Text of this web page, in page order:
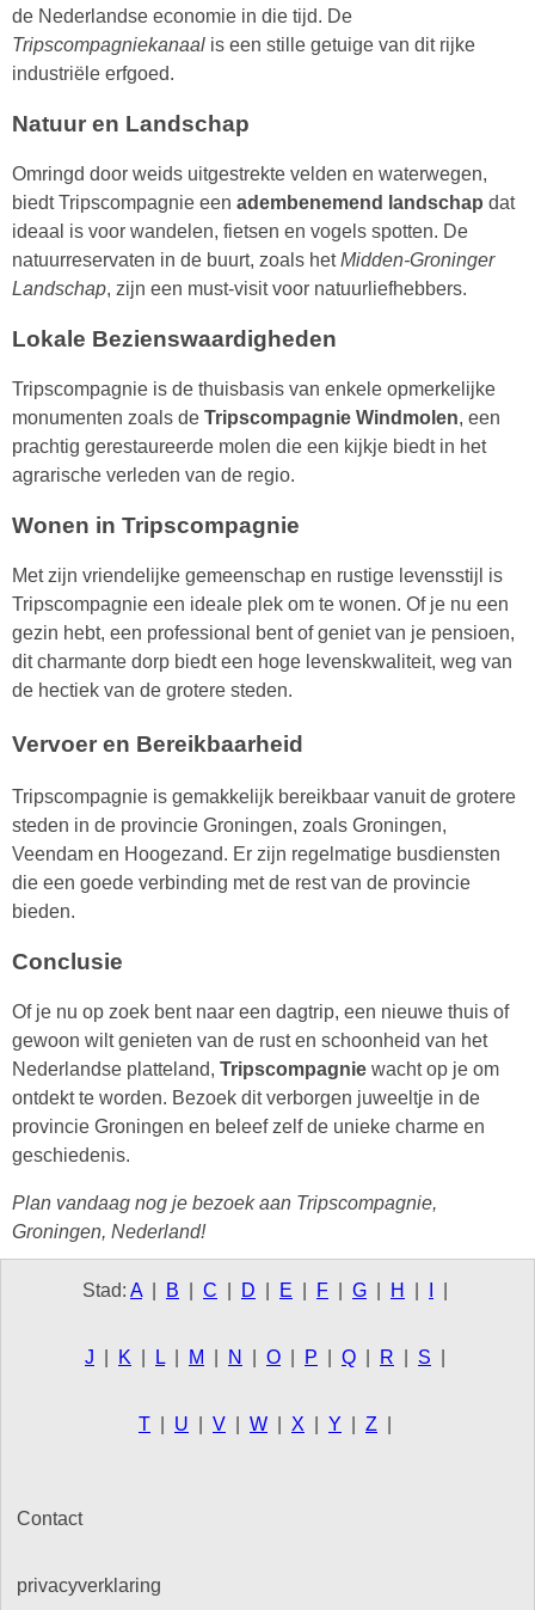
de Nederlandse economie in die tijd. De
Tripscompagniekanaal is een stille getuige van dit rijke
industriële erfgoed.
Natuur en Landschap
Omringd door weids uitgestrekte velden en waterwegen,
biedt Tripscompagnie een adembenemend landschap dat
ideaal is voor wandelen, fietsen en vogels spotten. De
natuurreservaten in de buurt, zoals hetMidden-Groninger
Landschap, zijn een must-visit voor natuurliefhebbers.
Lokale Bezienswaardigheden
Tripscompagnie is de thuisbasis van enkele opmerkelijke
monumenten zoals de Tripscompagnie Windmolen, een
prachtig gerestaureerde molen die een kijkje biedt in het
agrarische verleden van de regio.
Wonen in Tripscompagnie
Met zijn vriendelijke gemeenschap en rustige levensstijl is
Tripscompagnie een ideale plek om te wonen. Of je nu een
gezin hebt, een professional bent of geniet van je pensioen,
dit charmante dorp biedt een hoge levenskwaliteit, weg van
de hectiek van de grotere steden.
Vervoer en Bereikbaarheid
Tripscompagnie is gemakkelijk bereikbaar vanuit de grotere
steden in de provincie Groningen, zoals Groningen,
Veendam en Hoogezand. Er zijn regelmatige busdiensten
die een goede verbinding met de rest van de provincie
bieden.
Conclusie
Of je nu op zoek bent naar een dagtrip, een nieuwe thuis of
gewoon wilt genieten van de rust en schoonheid van het
Nederlandse platteland, Tripscompagnie wacht op je om
ontdekt te worden. Bezoek dit verborgen juweeltje in de
provincie Groningen en beleef zelf de unieke charme en
geschiedenis.
Plan vandaag nog je bezoek aan Tripscompagnie,
Groningen, Nederland!
Stad: A B C D E F G H
J K L M N O P Q R S
T U V W X Y Z
Contact
privacyverklaring